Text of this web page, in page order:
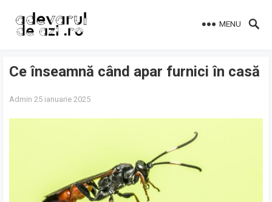
MENU
Ce înseamnă când apar furnici în casă
Admin 25 ianuarie 2025